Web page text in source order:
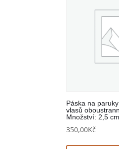
Páska na
vlasů
Množství: 2,5
350,00Kč